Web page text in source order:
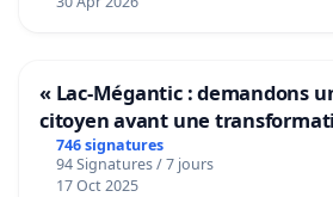
« Lac-Mégantic : demandons
citoyen avant une
de notre territoire »
746 signatures
94 Signatures / 7 jours
17 Oct 2025